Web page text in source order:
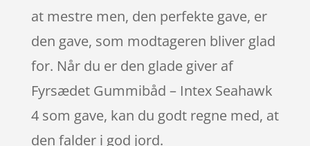
at mestre men, den perfekte gave, er
den gave, som modtageren bliver glad
for. Når du er den glade giver af
Fyrsædet Gummibåd – Intex Seahawk
4 som gave, kan du godt regne med, at
den falder i god jord.